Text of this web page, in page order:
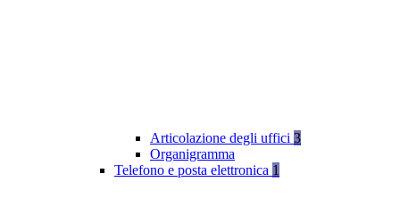
Articolazione degli uffici 3
Organigramma
Telefono e posta elettronica 1